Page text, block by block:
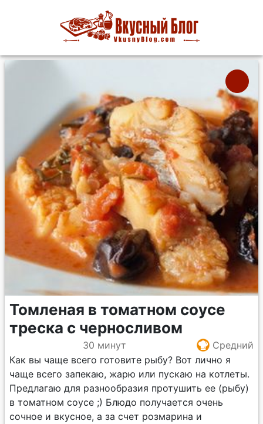
Томленая в томатном соусе
треска с черносливом
30 минут
Средний
Как вы чаще всего готовите рыбу? Вот лично я
чаще всего запекаю, жарю или пускаю на котлеты.
Предлагаю для разнообразия протушить ее (рыбу)
в томатном соусе ;) Блюдо получается очень
сочное и вкусное, а за счет розмарина и